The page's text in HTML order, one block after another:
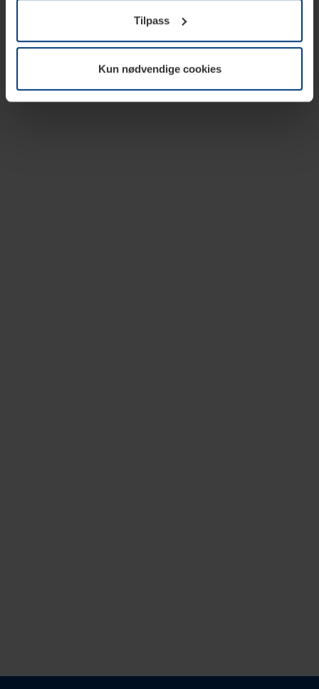
trenger vi din tillatelse. Du kan når som helst endre eller
tilbakekalle ditt samtykke i forklaringen av
informasjonskapselen på sidenPersonvernerklæringpå
Tilpass
Kun nødvendige cookies